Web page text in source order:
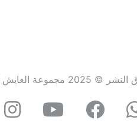
العايش انترناشيونال . كل الحقوق محفوظة.